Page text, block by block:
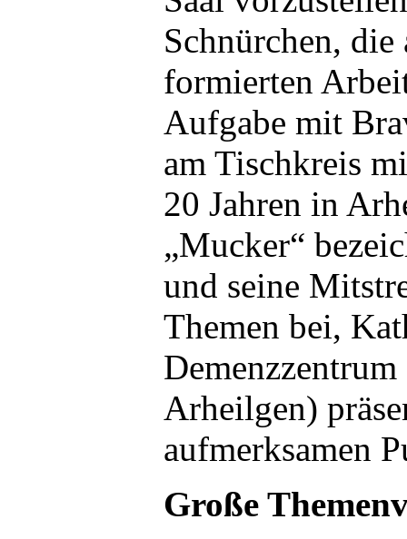
Schnürchen, die
formierten
Aufgabe mit
am Tischkreis
20 Jahren in
„Mucker“
und seine
Themen bei,
Arheilgen)
aufmerksamen
Große